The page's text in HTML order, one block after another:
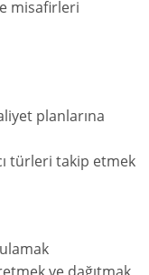
misafirleri
planlarına
türleri takip etmek